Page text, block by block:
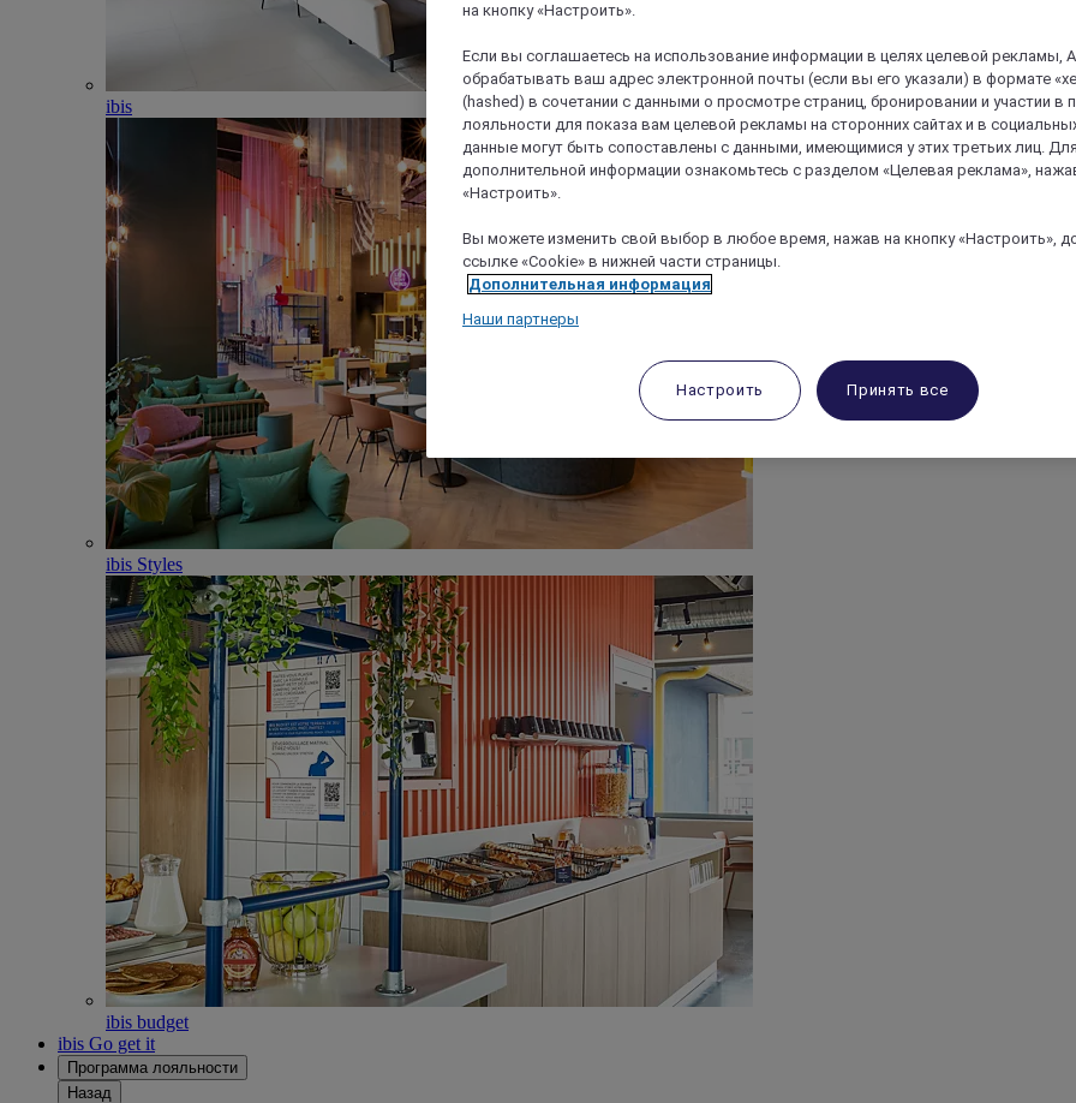
ibis
ibis Styles
ibis budget
ibis Go get it
Программа лояльности
Назад
на кнопку «Настроить».
Если вы соглашаетесь на использование информации в целях целевой рекламы,
обрабатывать ваш адрес электронной почты (если вы его указали) в формате
(hashed) в сочетании с данными о просмотре страниц, бронировании и участии в
лояльности для показа вам целевой рекламы на сторонних сайтах и в
данные могут быть сопоставлены с данными, имеющимися у этих третьих лиц.
дополнительной информации ознакомьтесь с разделом «Целевая реклама»,
«Настроить».
Вы можете изменить свой выбор в любое время, нажав на кнопку «Настроить»,
ссылке «Cookie» в нижней части страницы.
Дополнительная информация
Наши партнеры
Настроить Принять все